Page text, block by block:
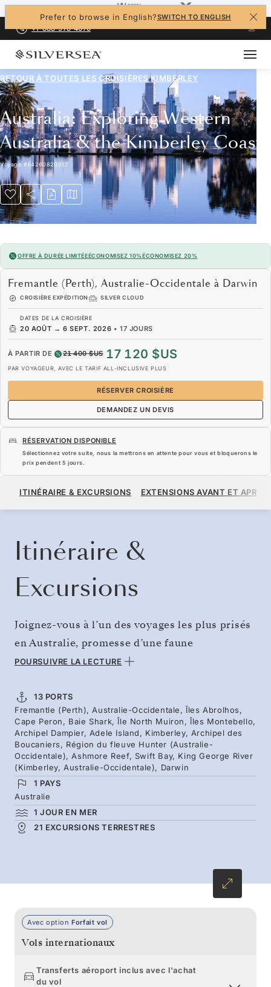
Prefer to browse in English?SWITCH TO ENGLISH
+1-888-978-4070
RETOUR À TOUTES LESCROISIÈRES KIMBERLEY
Australia: Exploring Western
Australia & the Kimberley Coast
Voyage #E4260820017
OFFRE À DURÉE LIMITÉEÉCONOMISEZ 10%ÉCONOMISEZ 20%
Fremantle (Perth), Australie-Occidentale à Darwin
CROISIÈRE EXPÉDITION SILVER CLOUD
DATES DE LA CROISIÈRE
20 AOÛT → 6 SEPT. 2026 •17 JOURS
À PARTIR DE 21 400 $US 17 120 $US
PAR VOYAGEUR, AVEC LE TARIF ALL-INCLUSIVE PLUS
RÉSERVER CROISIÈRE
DEMANDEZ UN DEVIS
RÉSERVATION DISPONIBLE
Sélectionnez votre suite, nous la mettrons en attente pour vous et bloquerons le
prix pendent 5 jours.
À PARTIR DE 17 120 $US
ITINÉRAIRE & EXCURSIONS EXTENSIONS AVANT ET APRÈS
Itinéraire &
Excursions
Joignez-vous à l’un des voyages les plus prisés
en Australie, promesse d’une faune
emblématique, de cascades rugissantes et
sur les eaux convergentes des océans Indien et
Austral, où coraux, requins et tortues
abondent. Les expéditions à terre et les sorties
en Zodiac® vous emmènent au cœur des
archipels et écosystèmes variés. Les anciennes
falaises de grès du Kimberley révèlent l’art
rupestre ancestral et une beauté sauvage. Et
ouvrez l’œil, vous pourriez bien apercevoir des
POURSUIVRE LA LECTURE
13 PORTS
Fremantle (Perth), Australie-Occidentale, Îles Abrolhos,
Cape Peron, Baie Shark, Île North Muiron, Îles Montebello,
Archipel Dampier, Adele Island, Kimberley, Archipel des
Boucaniers, Région du fleuve Hunter (Australie-
Occidentale), Ashmore Reef, Swift Bay, King George River
(Kimberley, Australie-Occidentale), Darwin
1 PAYS
Australie
1 JOUR EN MER
21 EXCURSIONS TERRESTRES
Avec option Forfait vol
Vols internationaux
Transferts aéroport inclus avec l'achat
du vol